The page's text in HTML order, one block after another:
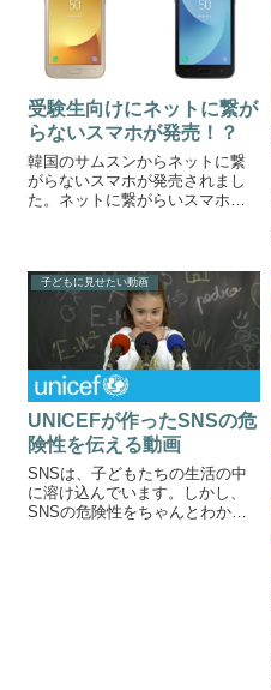
受験生向けにネットに繋が
らないスマホが発売！？
韓国のサムスンからネットに繋
がらないスマホが発売されまし
た。ネットに繋がらいスマホが
メール意外の通信は一切できま
せん。新しいアプリもインスト
ール...
子どもに見せたい動画
UNICEFが作ったSNSの危
険性を伝える動画
SNSは、子どもたちの生活の中
に溶け込んでいます。しかし、
SNSの危険性をちゃんとわかっ